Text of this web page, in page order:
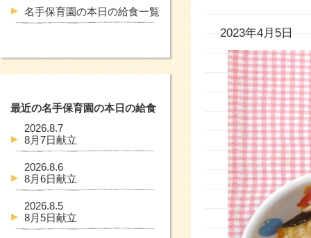
2023年4月5日
名手保育園の本日の給食一覧
最近の名手保育園の本日の給食
2026.8.7
8月7日献立
2026.8.6
8月6日献立
2026.8.5
8月5日献立